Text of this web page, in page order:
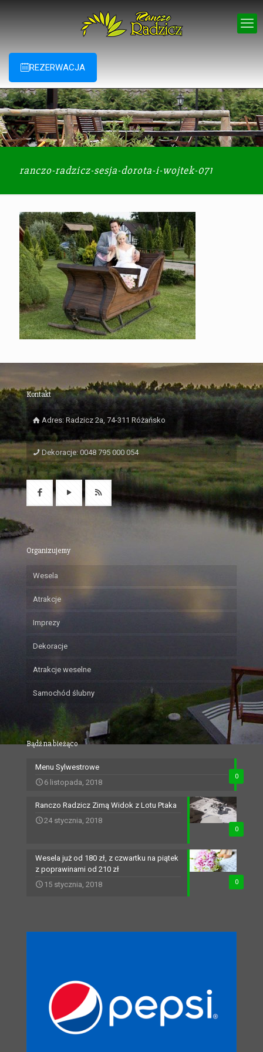
REZERWACJA
ranczo-radzicz-sesja-dorota-i-wojtek-071
Kontakt
Adres: Radzicz 2a, 74-311 Różańsko
Dekoracje: 0048 795 000 054
Organizujemy
Wesela
Atrakcje
Imprezy
Dekoracje
Atrakcje weselne
Samochód ślubny
Bądź na bieżąco
0
Menu Sylwestrowe
6 listopada, 2018
0
Ranczo Radzicz Zimą Widok z Lotu Ptaka
24 stycznia, 2018
0
Wesela już od 180 zł, z czwartku na piątek
z poprawinami od 210 zł
15 stycznia, 2018